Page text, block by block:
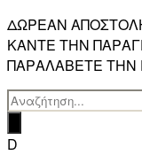
ΔΩΡΕΑΝ
ΚΑΝΤΕ ΤΗΝ
ΠΑΡΑΛΑΒΕΤΕ
Products
search
D